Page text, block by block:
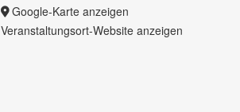
Google-Karte anzeigen
Veranstaltungsort-Website anzeigen